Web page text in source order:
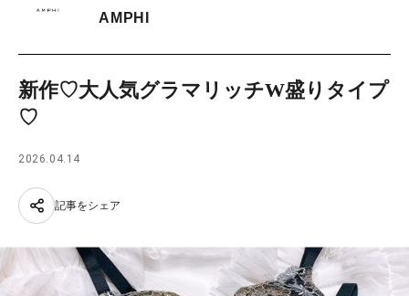
JP
AMPHI
新作♡大人気グラマリッチW盛りタイプ
♡
2026.04.14
記事をシェア